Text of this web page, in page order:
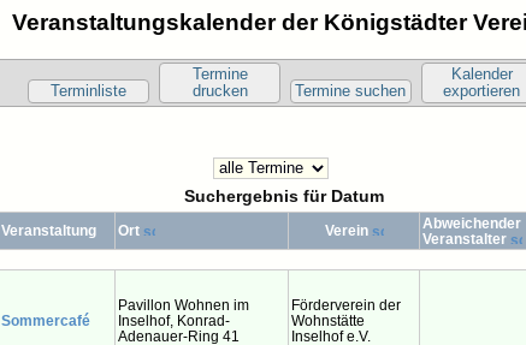
Veranstaltungskalender der Königstädter
Terminliste
Termine
drucken
Termine suchen
Kalender
exportieren
Suchergebnis für Datum
Veranstaltung Ort Verein
Abweichender
Veranstalter
Sommercafé
Pavillon Wohnen im
Inselhof, Konrad-
Adenauer-Ring 41
Förderverein der
Wohnstätte
Inselhof e.V.